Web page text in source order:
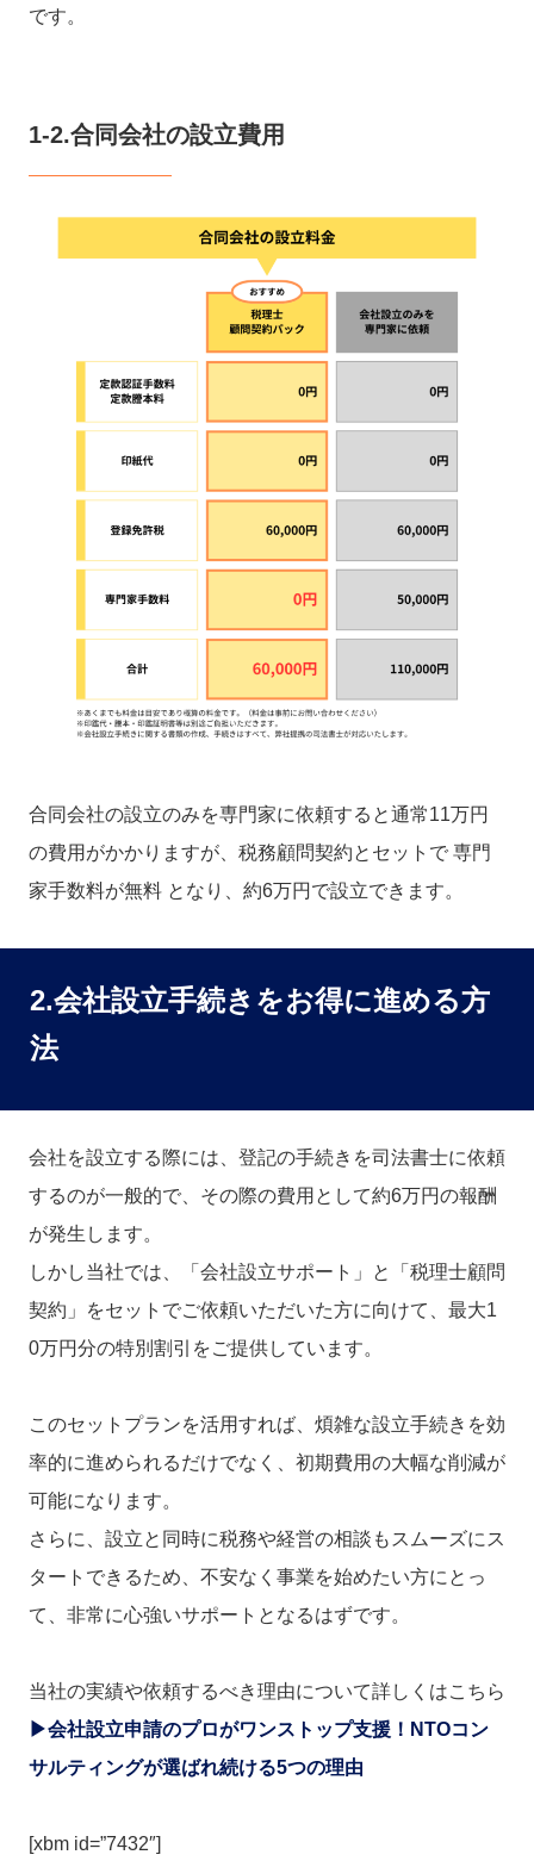
です。
1-2.合同会社の設立費用
合同会社の設立のみを専門家に依頼すると通常11万円
の費用がかかりますが、税務顧問契約とセットで 専門
家手数料が無料 となり、約6万円で設立できます。
2.会社設立手続きをお得に進める方
法
会社を設立する際には、登記の手続きを司法書士に依頼
するのが一般的で、その際の費用として約6万円の報酬
が発生します。
しかし当社では、「会社設立サポート」と「税理士顧問
契約」をセットでご依頼いただいた方に向けて、最大1
0万円分の特別割引をご提供しています。
このセットプランを活用すれば、煩雑な設立手続きを効
率的に進められるだけでなく、初期費用の大幅な削減が
可能になります。
さらに、設立と同時に税務や経営の相談もスムーズにス
タートできるため、不安なく事業を始めたい方にとっ
て、非常に心強いサポートとなるはずです。
当社の実績や依頼するべき理由について詳しくはこちら
▶会社設立申請のプロがワンストップ支援！NTOコン
サルティングが選ばれ続ける5つの理由
[xbm id=”7432″]